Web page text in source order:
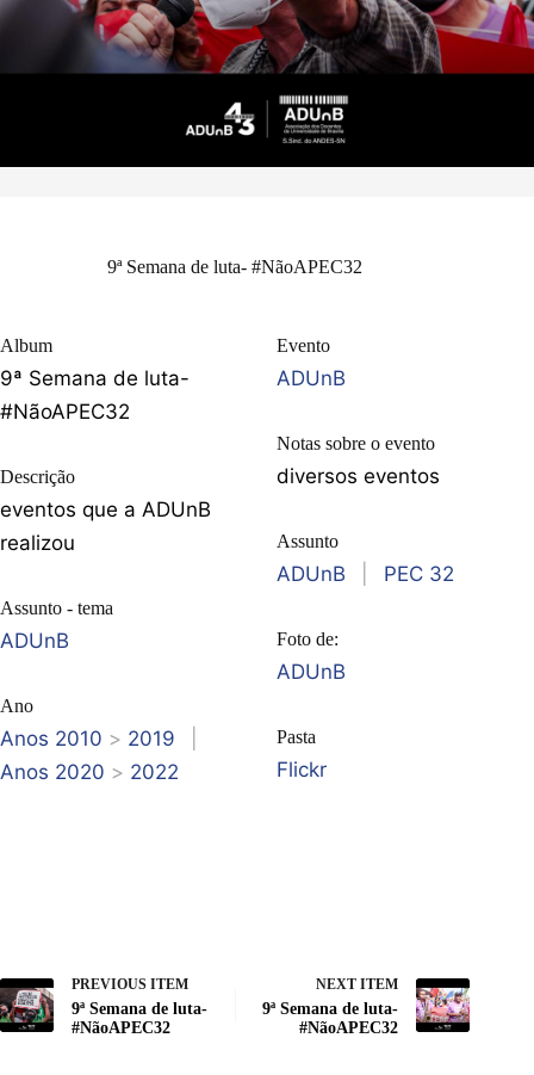
9ª Semana de luta- #NãoAPEC32
Album
9ª Semana de luta-
#NãoAPEC32
Descrição
eventos que a ADUnB
realizou
Assunto - tema
ADUnB
Ano
Anos 2010 > 2019
Anos 2020 > 2022
Evento
ADUnB
Notas sobre o evento
diversos eventos
Assunto
ADUnB PEC 32
Foto de:
ADUnB
Pasta
Flickr
PREVIOUS ITEM
9ª Semana de luta-
#NãoAPEC32
NEXT ITEM
9ª Semana de luta-
#NãoAPEC32